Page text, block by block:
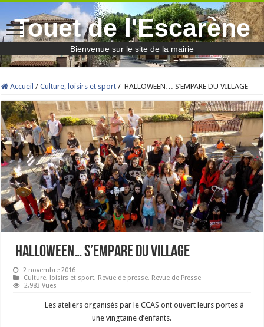
Touet de l'Escarène
Bienvenue sur le site de la mairie
Accueil / Culture, loisirs et sport / HALLOWEEN… S’EMPARE DU VILLAGE
HALLOWEEN… S’EMPARE DU VILLAGE
2 novembre 2016
Culture, loisirs et sport, Revue de presse, Revue de Presse
2,983 Vues
Les ateliers organisés par le CCAS ont ouvert leurs portes à
une vingtaine d’enfants.